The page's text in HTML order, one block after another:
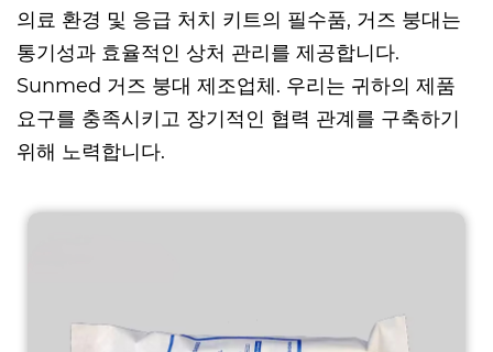
의료 환경 및 응급 처치 키트의 필수품, 거즈 붕대는
통기성과 효율적인 상처 관리를 제공합니다.
Sunmed 거즈 붕대 제조업체. 우리는 귀하의 제품
요구를 충족시키고 장기적인 협력 관계를 구축하기
위해 노력합니다.